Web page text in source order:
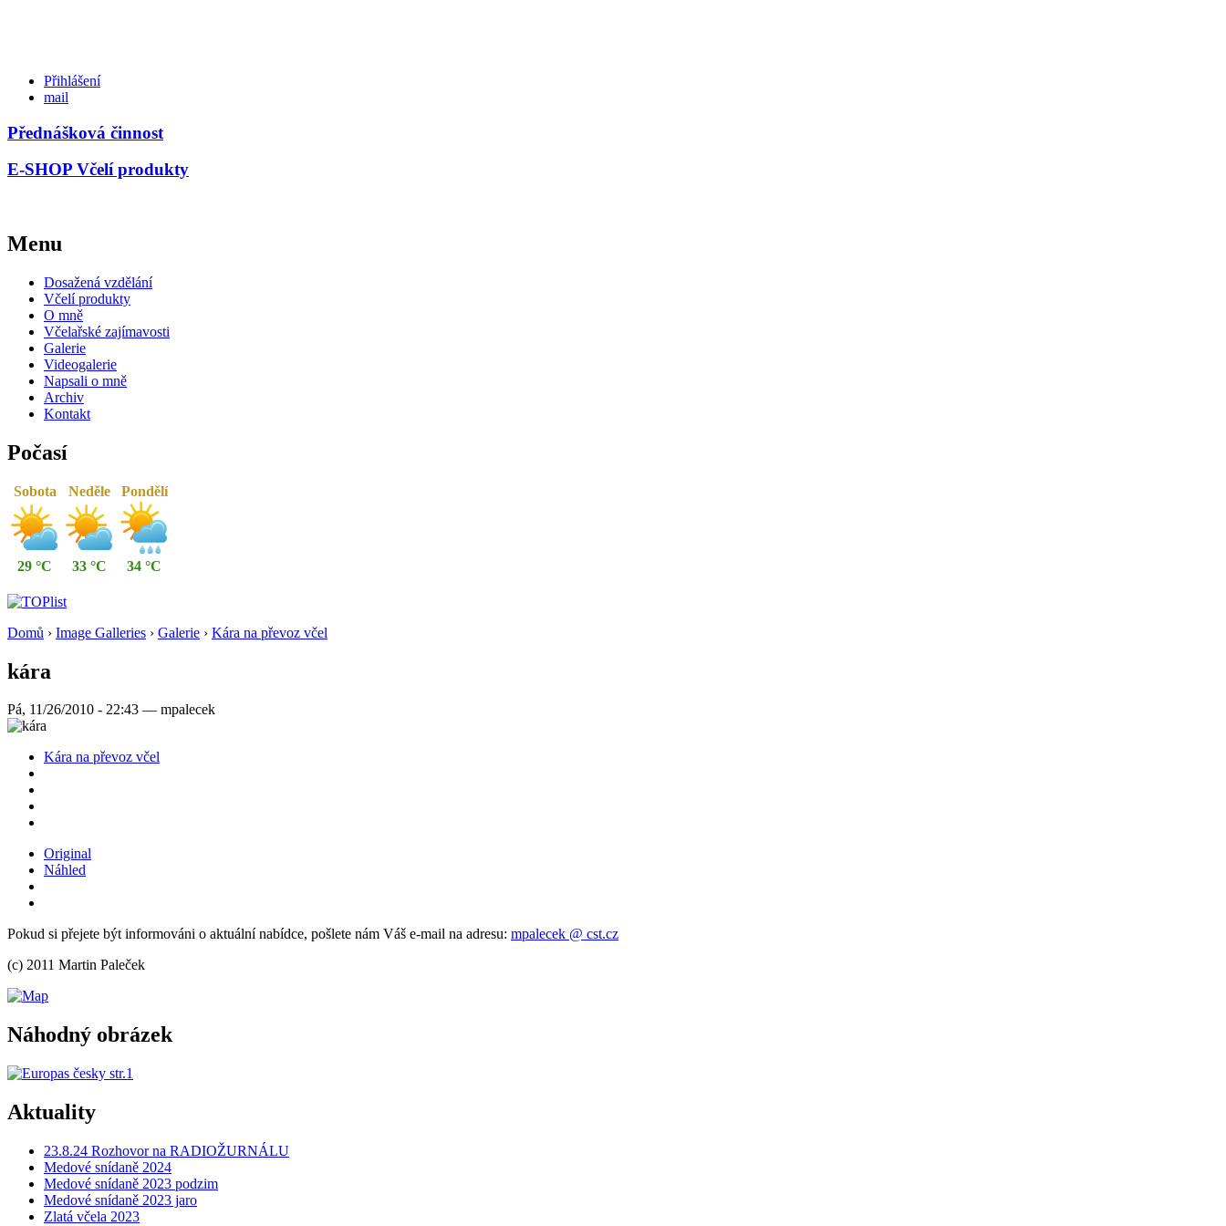
Přihlášení
mail
Přednášková činnost
E-SHOP Včelí produkty
Menu
Dosažená vzdělání
Včelí produkty
O mně
Včelařské zajímavosti
Galerie
Videogalerie
Napsali o mně
Archiv
Kontakt
Počasí
Sobota
29 °C
Neděle
33 °C
Pondělí
34 °C
Domů › Image Galleries › Galerie › Kára na převoz včel
kára
Pá, 11/26/2010 - 22:43 — mpalecek
Kára na převoz včel
Original
Náhled
Pokud si přejete být informováni o aktuální nabídce, pošlete nám Váš e-mail na adresu: mpalecek @ cst.cz
(c) 2011 Martin Paleček
Náhodný obrázek
Aktuality
23.8.24 Rozhovor na RADIOŽURNÁLU
Medové snídaně 2024
Medové snídaně 2023 podzim
Medové snídaně 2023 jaro
Zlatá včela 2023